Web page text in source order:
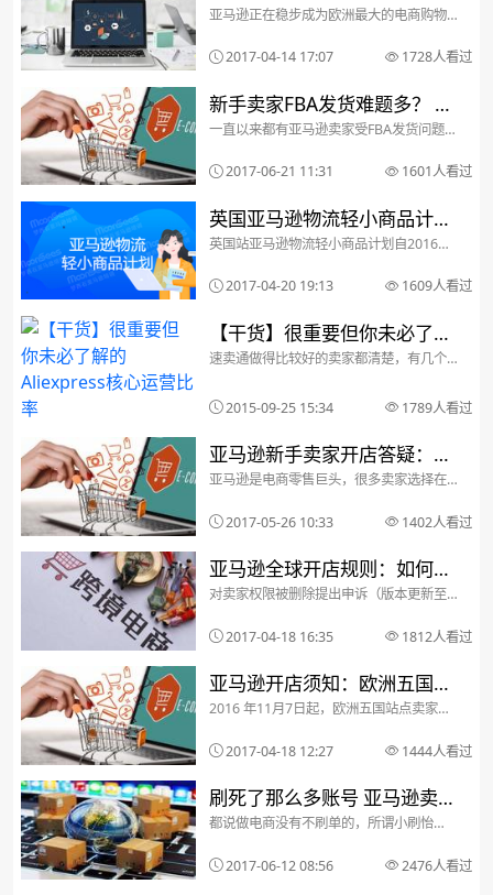
在2018年前确认卖家是否合
法
亚马逊正在稳步成为欧洲最大的电商购物
商平台，包括德国、英国、西班牙、意大
利和法国；在七个国家设有31个物流中
望其卖家能够接触到欧...
2017-04-14 17:07 1728人看过
新手卖家FBA发货难题多？ 尺
寸+合仓+费用+质检答疑
一直以来都有亚马逊卖家受FBA发货问题的
点注意事项。一、Package 尺寸虽然说尺
寸没有严格说一定要与实际发货尺寸相符
就会...
2017-06-21 11:31 1601人看过
英国亚马逊物流轻小商品计划
费用调整 大件商品降至0.8英
镑
英国站亚马逊物流轻小商品计划自2016年
原因有三：1)降低了配送成本;2)享受亚马
逊提供的更有时效保证的标准配送;3)参与
全球...
2017-04-20 19:13 1609人看过
【干货】很重要但你未必了解
的Aliexpress核心运营比率
速卖通做得比较好的卖家都清楚，有几个
化率。很多卖家都没意识到这几个比率的
不见，导致店铺运营无法...
2015-09-25 15:34 1789人看过
亚马逊新手卖家开店答疑：
“常见问题”清单解答
亚马逊是电商零售巨头，很多卖家选择在
题清单，可帮助新手卖家更好开始电商旅
程。注册亚马逊卖家账号1、是否符合亚马
国家名单（点击查看...
2017-05-26 10:33 1402人看过
亚马逊全球开店规则：如何对
卖家权限被删除提出申诉
对卖家权限被删除提出申诉（版本更新至
原文为准，中文翻译仅限参考。 “对卖家权
限被删除提出申诉”北美卖家平台原文链接
2017-04-18 16:35 1812人看过
亚马逊开店须知：欧洲五国自
配送订单退货新政策
2016 年11月7日起，欧洲五国站点卖家自
在购物过程中，如果作为消费者，你一定
会关注这件产品的退货政策是什么，清晰
意愿，也会提...
2017-04-18 12:27 1444人看过
刷死了那么多账号 亚马逊卖家
还不注意刷单技巧？
都说做电商没有不刷单的，所谓小刷怡
了。最近你还在刷单吗？你的账号还安全
吗？小编从一位卖家汉墨胡尘处了解到，
2017-06-12 08:56 2476人看过